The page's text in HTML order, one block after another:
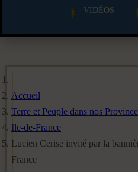
VIDÉOS
Accueil
Terre et Peuple dans nos
Ile-de-France
Lucien Cerise invité par la
France